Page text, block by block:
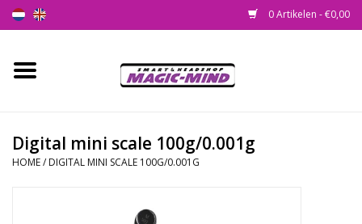
0 Artikelen - €0,00
Home
Smartshop
Digital mini scale 100g/0.001g
HOME/ DIGITAL MINI SCALE 100G/0.001G